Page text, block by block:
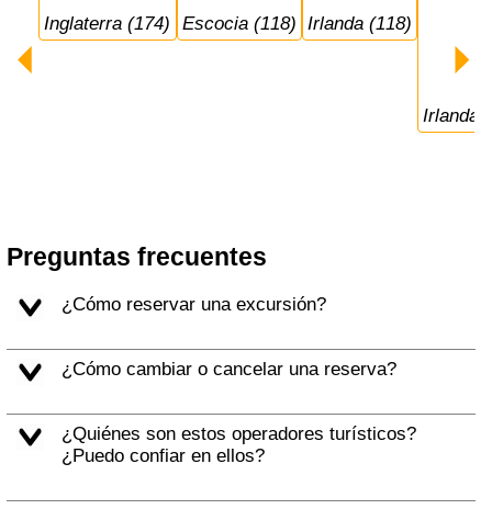
Inglaterra (174) Escocia (118) Irlanda (118)
Irlanda
Preguntas frecuentes
¿Cómo reservar una excursión?
¿Cómo cambiar o cancelar una reserva?
¿Quiénes son estos operadores turísticos?
¿Puedo confiar en ellos?